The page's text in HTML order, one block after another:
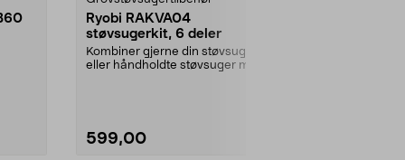
Ryobi RAKVA04
støvsugerkit, 6 deler
Kombiner gjerne din støvsuger
eller håndholdte støvsuger med
599,00